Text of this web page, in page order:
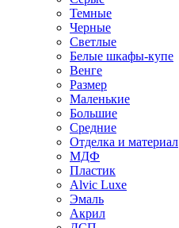
Темные
Черные
Светлые
Белые шкафы-купе
Венге
Размер
Маленькие
Большие
Средние
Отделка и материал
МДФ
Пластик
Alvic Luxe
Эмаль
Акрил